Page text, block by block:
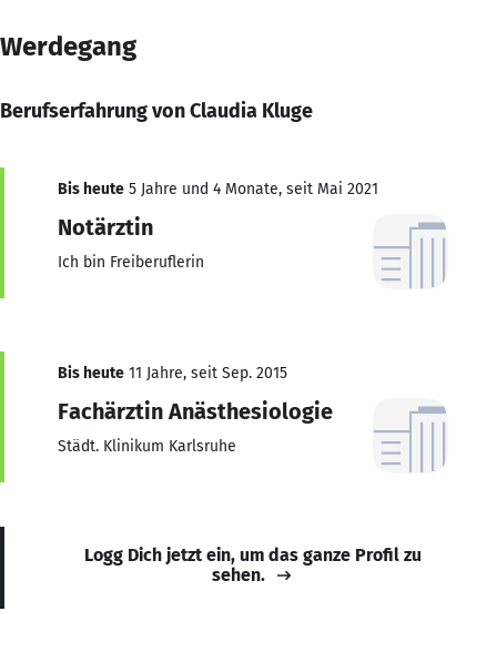
Werdegang
Berufserfahrung von Claudia Kluge
Bis heute 5 Jahre und 4 Monate, seit Mai 2021
Notärztin
Ich bin Freiberuflerin
Bis heute 11 Jahre, seit Sep. 2015
Fachärztin Anästhesiologie
Städt. Klinikum Karlsruhe
Logg Dich jetzt ein, um das ganze Profil zu
sehen.